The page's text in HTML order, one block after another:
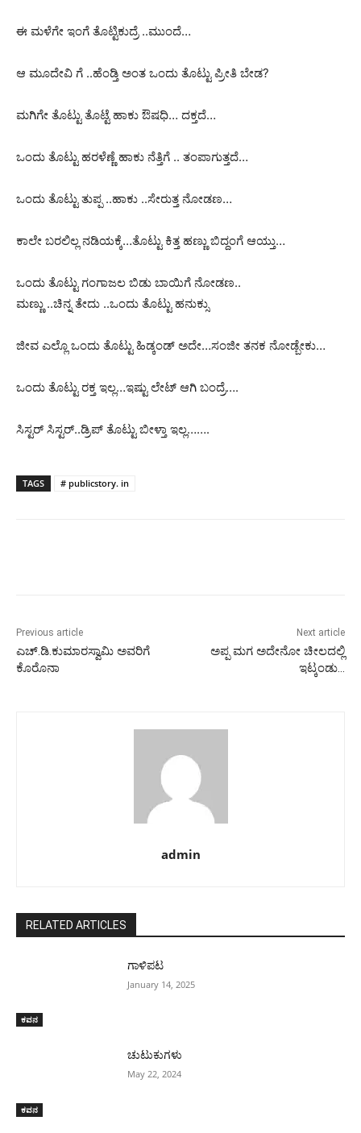
ಈ ಮಳೆಗೇ ಇಂಗೆ ತೊಟ್ಟಿಕುದ್ರೆ ..ಮುಂದೆ…
ಆ ಮೂದೇವಿ ಗೆ ..ಹೆಂಡ್ತಿ ಅಂತ ಒಂದು ತೊಟ್ಟು ಪ್ರೀತಿ ಬೇಡ?
ಮಗಿಗೇ ತೊಟ್ಟು ತೊಟ್ಟೆ ಹಾಕು ಔಷಧಿ… ದಕ್ತದೆ…
ಒಂದು ತೊಟ್ಟು ಹರಳೆಣ್ಣೆ ಹಾಕು ನೆತ್ತಿಗೆ .. ತಂಪಾಗುತ್ತದೆ…
ಒಂದು ತೊಟ್ಟು ತುಪ್ಪ ..ಹಾಕು ..ಸೇರುತ್ತ ನೋಡಣ…
ಕಾಲೇ ಬರಲಿಲ್ಲ ನಡಿಯಕ್ಕೆ…ತೊಟ್ಟು ಕಿತ್ತ ಹಣ್ಣು ಬಿದ್ದಂಗೆ ಆಯ್ತು…
ಒಂದು ತೊಟ್ಟು ಗಂಗಾಜಲ ಬಿಡು ಬಾಯಿಗೆ ನೋಡಣ..
ಮಣ್ಣು ..ಚಿನ್ನ ತೇದು ..ಒಂದು ತೊಟ್ಟು ಹನುಕ್ಸು
ಜೀವ ಎಲ್ಲೊ ಒಂದು ತೊಟ್ಟು ಹಿಡ್ಕಂಡ್ ಅದೇ…ಸಂಜೀ ತನಕ ನೋಡ್ಬೇಕು…
ಒಂದು ತೊಟ್ಟು ರಕ್ತ ಇಲ್ಲ…ಇಷ್ಟು ಲೇಟ್ ಆಗಿ ಬಂದ್ರೆ….
ಸಿಸ್ಟರ್ ಸಿಸ್ಟರ್..ಡ್ರಿಪ್ ತೊಟ್ಟು ಬೀಳ್ತಾ ಇಲ್ಲ…….
TAGS # publicstory. in
Previous article
ಎಚ್.ಡಿ.ಕುಮಾರಸ್ವಾಮಿ ಅವರಿಗೆ
ಕೊರೊನಾ
Next article
ಅಪ್ಪ ಮಗ ಅದೇನೋ ಚೀಲದಲ್ಲಿ
ಇಟ್ಕಂಡು…
admin
RELATED ARTICLES
ಕವನ
ಗಾಳಿಪಟ
January 14, 2025
ಕವನ
ಚುಟುಕುಗಳು
May 22, 2024